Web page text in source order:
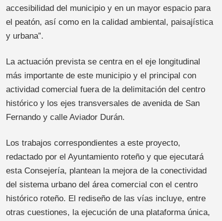
accesibilidad del municipio y en un mayor espacio para
el peatón, así como en la calidad ambiental, paisajística
y urbana”.
La actuación prevista se centra en el eje longitudinal
más importante de este municipio y el principal con
actividad comercial fuera de la delimitación del centro
histórico y los ejes transversales de avenida de San
Fernando y calle Aviador Durán.
Los trabajos correspondientes a este proyecto,
redactado por el Ayuntamiento roteño y que ejecutará
esta Consejería, plantean la mejora de la conectividad
del sistema urbano del área comercial con el centro
histórico roteño. El rediseño de las vías incluye, entre
otras cuestiones, la ejecución de una plataforma única,